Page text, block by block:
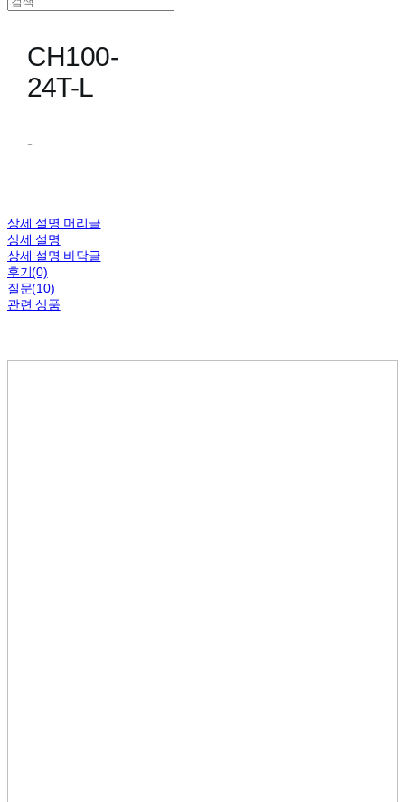
CH100-
24T-L
-
상세 설명 머리글
상세 설명
상세 설명 바닥글
후기(0)
질문(10)
관련 상품